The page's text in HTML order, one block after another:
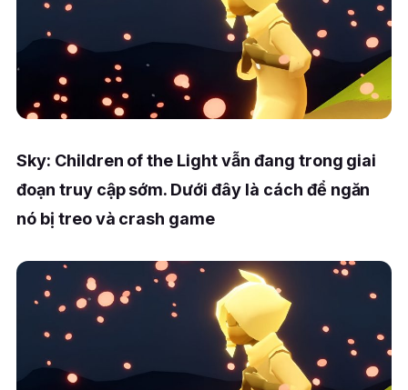
Sky: Children of the Light vẫn đang trong giai
đoạn truy cập sớm. Dưới đây là cách để ngăn
nó bị treo và crash game